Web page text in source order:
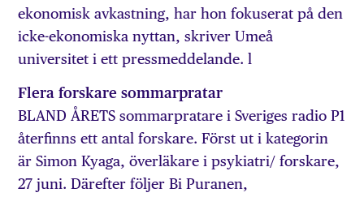
ekonomisk avkastning, har hon fokuserat på den
icke-ekonomiska nyttan, skriver Umeå
universitet i ett pressmeddelande. l
Flera forskare sommarpratar
BLAND ÅRETS sommarpratare i Sveriges radio P1
återfinns ett antal forskare. Först ut i kategorin
är Simon Kyaga, överläkare i psykiatri/ forskare,
27 juni. Därefter följer Bi Puranen,